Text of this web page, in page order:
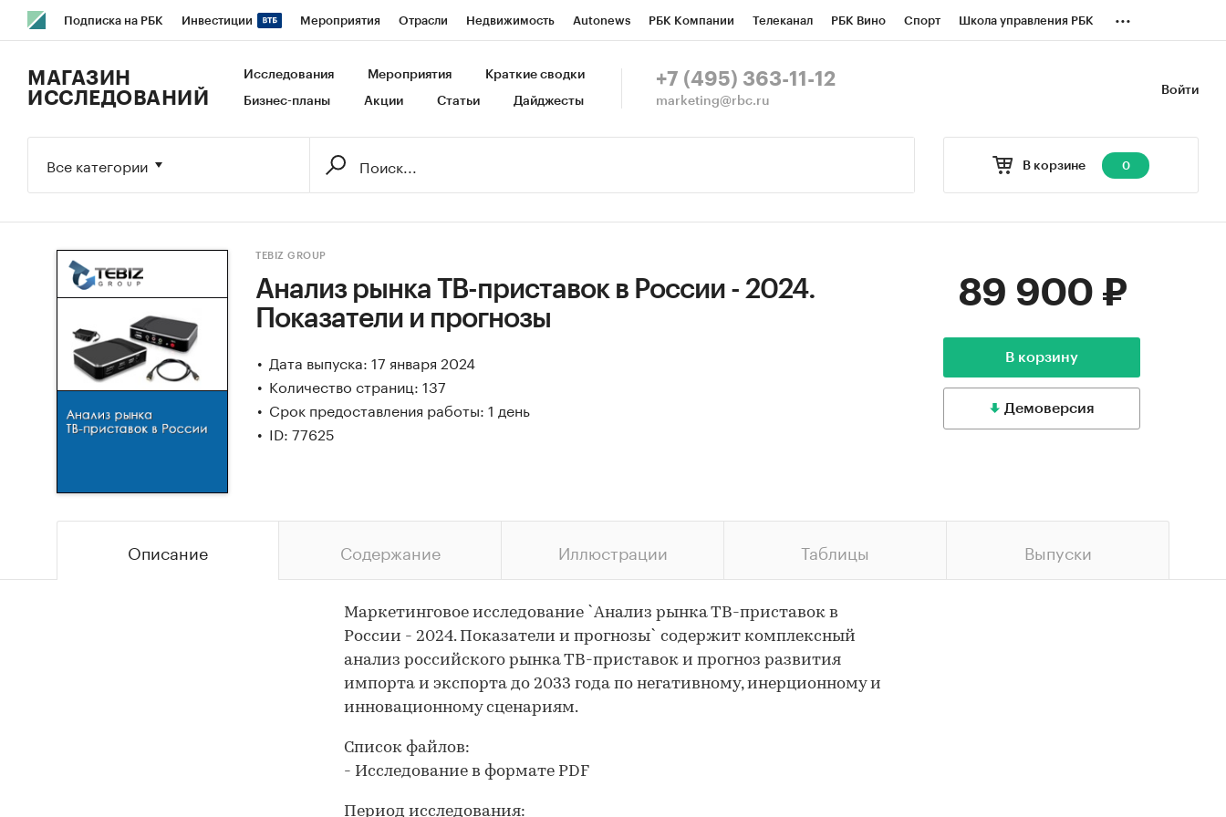
Подписка на РБК Инвестиции Мероприятия Отрасли Недвижимость Autonews РБК Компании Телеканал РБК Вино Спорт Школа управления РБК
Исследования Кредитные рейтинги Франшизы Газета Спецпроекты СПб Конференции СПб Спецпроекты
...
Войти
МАГАЗИН
ИССЛЕДОВАНИЙ
Исследования Мероприятия Краткие сводки
Бизнес-планы Акции Статьи Дайджесты
+7 (495) 363-11-12
marketing@rbc.ru
В корзине 0
Все категории
TEBIZ GROUP
Анализ рынка ТВ-приставок в России - 2024.
Показатели и прогнозы
Дата выпуска: 17 января 2024
Количество страниц: 137
Срок предоставления работы: 1 день
ID: 77625
89 900 ₽
В корзину
Демоверсия
Описание Содержание Иллюстрации Таблицы Выпуски
Маркетинговое исследование `Анализ рынка ТВ-приставок в
России - 2024. Показатели и прогнозы` содержит комплексный
анализ российского рынка ТВ-приставок и прогноз развития
импорта и экспорта до 2033 года по негативному, инерционному и
инновационному сценариям.
Список файлов:
- Исследование в формате PDF
Период исследования: